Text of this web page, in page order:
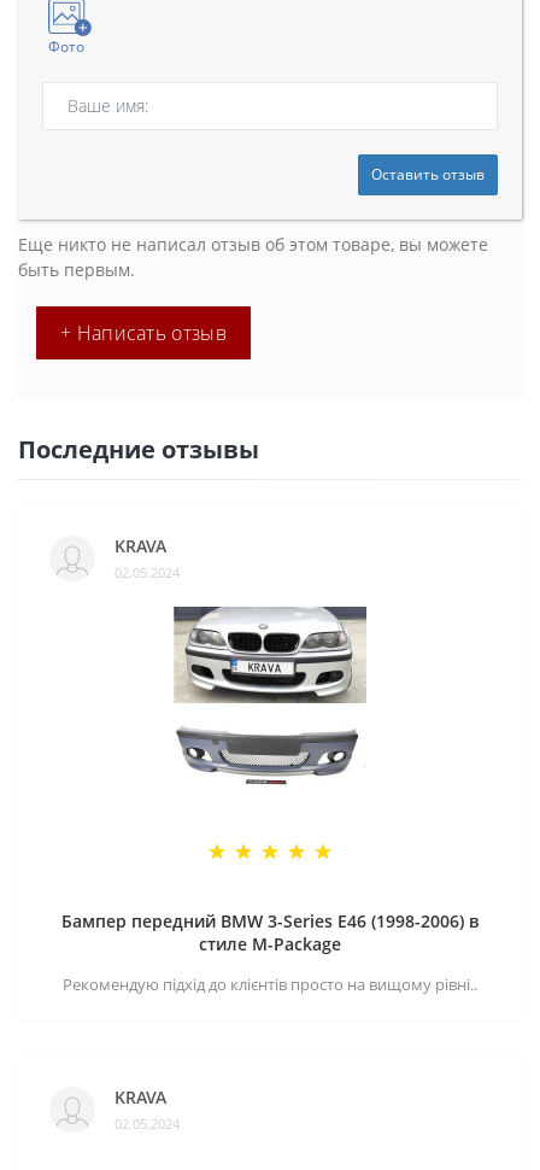
Фото
Оставить отзыв
Еще никто не написал отзыв об этом товаре, вы можете
быть первым.
+ Написать отзыв
Последние отзывы
KRAVA
02.05.2024
Бампер передний BMW 3-Series E46 (1998-2006) в
стиле M-Package
Рекомендую підхід до клієнтів просто на вищому рівні..
KRAVA
02.05.2024